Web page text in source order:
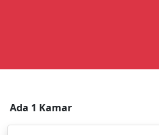
Ada 1 Kamar